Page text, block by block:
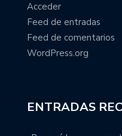
Acceder
Feed de entradas
Feed de comentarios
WordPress.org
ENTRADAS